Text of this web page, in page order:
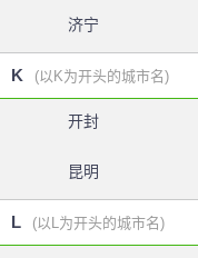
济宁
K (以K为开头的城市名)
开封
昆明
L (以L为开头的城市名)